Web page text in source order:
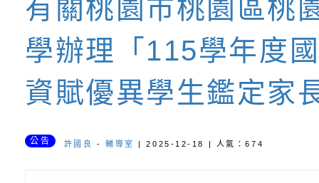
坊」、「祖孫樂淘桃
徵件活動」海報
服務資源資訊
檢送桃園市政府LED
字稿及LCD託播影（
函轉有關身心障礙者
（CRPD）第三次國
約專要文件及附件英
檢送行政院新聞傳播
月份公共服務政策溝
轉知教育部國民及學
有關桃園市桃園區桃
學辦理「115學年度
資賦優異學生鑑定家
公告 許國良 -輔導室 | 2025-12-18 | 人氣：674